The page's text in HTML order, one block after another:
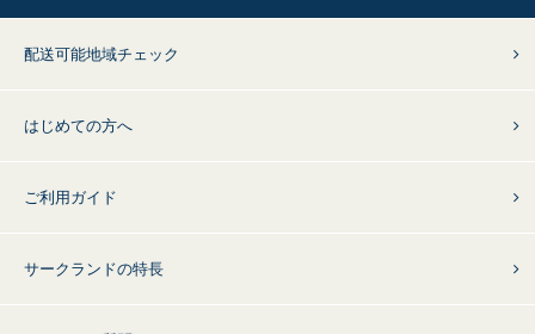
配送可能地域チェック
はじめての方へ
ご利用ガイド
サークランドの特長